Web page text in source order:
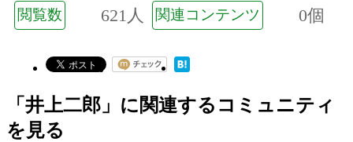
閲覧数 621人 関連コンテンツ 0個
「井上二郎」に関連するコミュニティ
を見る